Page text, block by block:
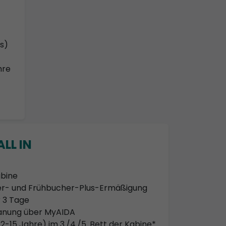
IN
und Frühbucher-Plus-Ermäßigung
Tage
über MyAIDA